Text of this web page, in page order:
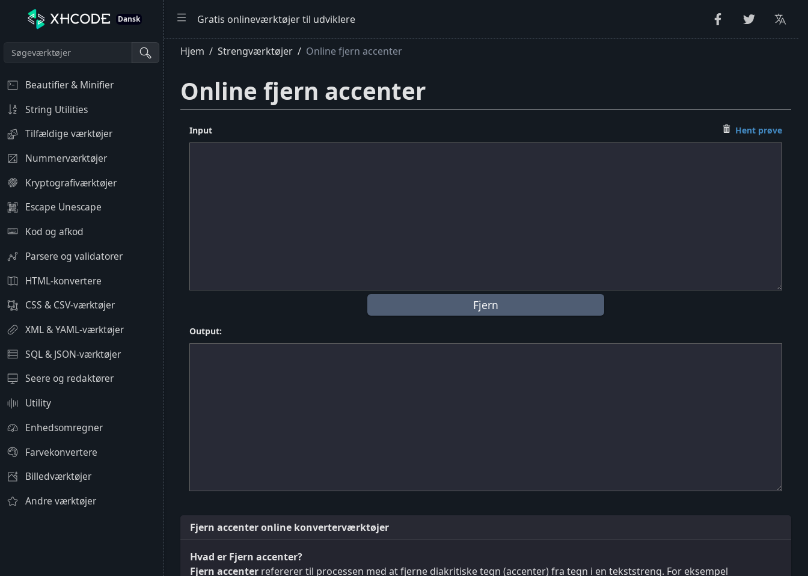
Dansk
Beautifier & Minifier
String Utilities
Tilfældige værktøjer
Nummerværktøjer
Kryptografiværktøjer
Escape Unescape
Kod og afkod
Parsere og validatorer
HTML-konvertere
CSS & CSV-værktøjer
XML & YAML-værktøjer
SQL & JSON-værktøjer
Seere og redaktører
Utility
Enhedsomregner
Farvekonvertere
Billedværktøjer
Andre værktøjer
Gratis onlineværktøjer til udviklere
Hjem Strengværktøjer Online fjern accenter
Online fjern accenter
Input Hent prøve
Output:
Fjern accenter online konverterværktøjer
Hvad er Fjern accenter?
Fjern accenter refererer til processen med at fjerne diakritiske tegn (accenter) fra tegn i en tekststreng. For eksempel